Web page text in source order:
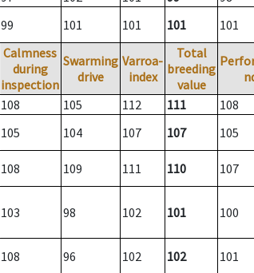
99 101 101 101 101
Calmness
during
inspection
Swarming
drive
Varroa-
index
Total
breeding
value
108 105 112 111
108
105 104 107 107 105
108 109 111 110 107
103 98 102 101 100
108 96 102 102
101